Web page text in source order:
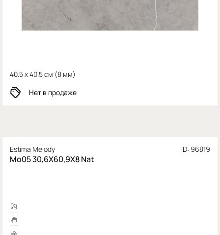
40.5 x 40.5 см (8 мм)
Нет в продаже
Estima Melody ID: 96819
Mo05 30,6X60,9X8 Nat